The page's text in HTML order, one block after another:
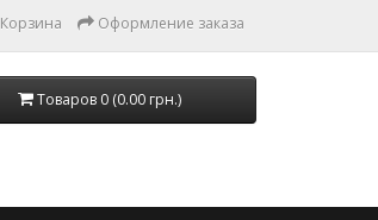
Корзина Оформление заказа
Товаров 0 (0.00 грн.)